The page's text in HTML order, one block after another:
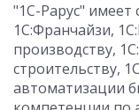
"1С-Рарус" имеет
1С:Франчайзи,
производству,
строительству,
автоматизации